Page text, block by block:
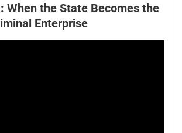
When the State Becomes the
Enterprise